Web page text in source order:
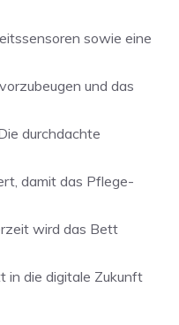
sowie eine
und das
durchdachte
damit das Pflege-
wird das Bett
in die digitale Zukunft